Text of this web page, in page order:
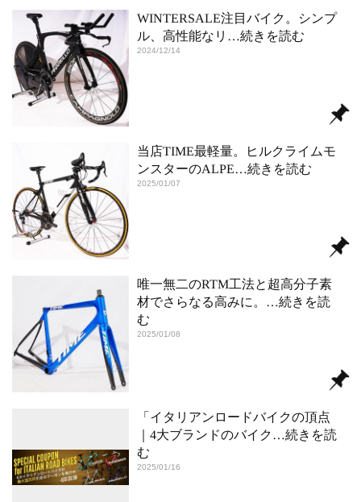
WINTERSALE注目バイク。シンプ
ル、高性能なリ …続きを読む
2024/12/14
当店TIME最軽量。ヒルクライムモ
ンスターのALPE…続きを読む
2025/01/07
唯一無二のRTM工法と超高分子素
材でさらなる高みに。 …続きを読
む
2025/01/08
「イタリアンロードバイクの頂点
｜4大ブランドのバイク …続きを読
む
2025/01/16